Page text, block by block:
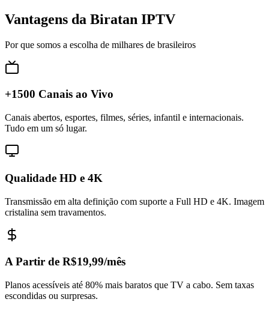
Vantagens da Biratan IPTV
Por que somos a escolha de milhares de brasileiros
+1500 Canais ao Vivo
Canais abertos, esportes, filmes, séries, infantil e internacionais.
Tudo em um só lugar.
Qualidade HD e 4K
Transmissão em alta definição com suporte a Full HD e 4K. Imagem
cristalina sem travamentos.
A Partir de R$19,99/mês
Planos acessíveis até 80% mais baratos que TV a cabo. Sem taxas
escondidas ou surpresas.